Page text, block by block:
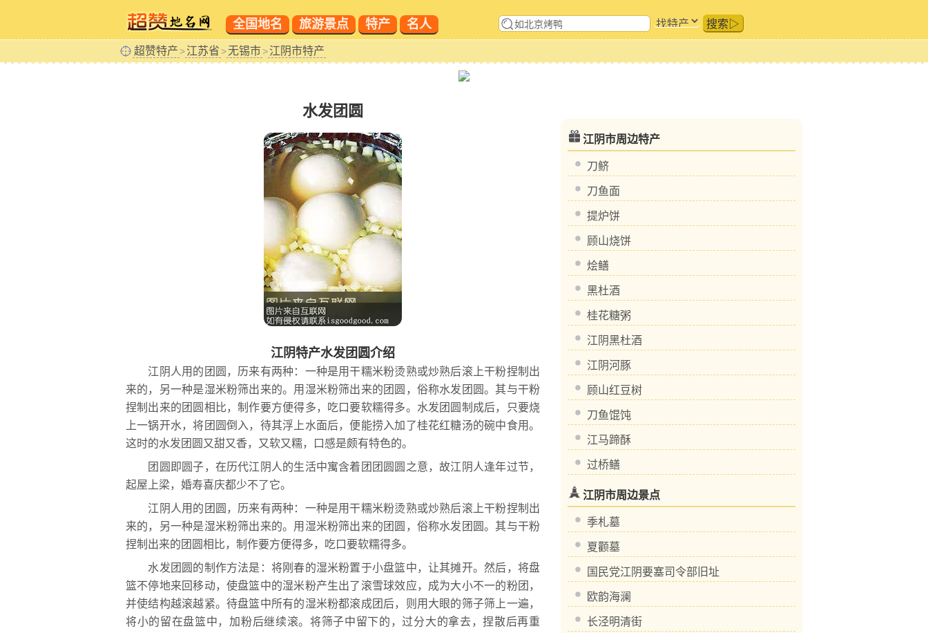
全国地名 旅游景点 特产 名人 搜索▷
超赞特产>江苏省>无锡市>江阴市特产
水发团圆
江阴特产水发团圆介绍
江阴人用的团圆，历来有两种：一种是用干糯米粉烫熟或炒熟后滚上干粉捏制出
来的，另一种是湿米粉筛出来的。用湿米粉筛出来的团圆，俗称水发团圆。其与干粉
捏制出来的团圆相比，制作要方便得多，吃口要软糯得多。水发团圆制成后，只要烧
上一锅开水，将团圆倒入，待其浮上水面后，便能捞入加了桂花红糖汤的碗中食用。
这时的水发团圆又甜又香，又软又糯，口感是颇有特色的。
团圆即圆子，在历代江阴人的生活中寓含着团团圆圆之意，故江阴人逢年过节，
起屋上梁，婚寿喜庆都少不了它。
江阴人用的团圆，历来有两种：一种是用干糯米粉烫熟或炒熟后滚上干粉捏制出
来的，另一种是湿米粉筛出来的。用湿米粉筛出来的团圆，俗称水发团圆。其与干粉
捏制出来的团圆相比，制作要方便得多，吃口要软糯得多。
水发团圆的制作方法是：将刚春的湿米粉置于小盘篮中，让其摊开。然后，将盘
篮不停地来回移动，使盘篮中的湿米粉产生出了滚雪球效应，成为大小不一的粉团，
并使结构越滚越紧。待盘篮中所有的湿米粉都滚成团后，则用大眼的筛子筛上一遍，
将小的留在盘篮中，加粉后继续滚。将筛子中留下的，过分大的拿去，捏散后再重
江阴市周边特产
刀鲚
刀鱼面
提炉饼
顾山烧饼
烩鳝
黑杜酒
桂花糖粥
江阴黑杜酒
江阴河豚
顾山红豆树
刀鱼馄饨
江马蹄酥
过桥鳝
江阴市周边景点
季札墓
夏颧墓
国民党江阴要塞司令部旧址
欧韵海澜
长泾明清街